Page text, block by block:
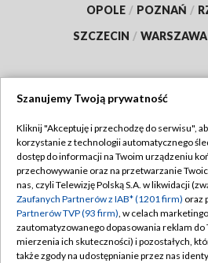
OPOLE / POZNAŃ /
SZCZECIN / WARSZAWA
TVP
Abonament TVP
Emisja w TVP
Centrum informacji TVP
Naziemna Telewizja Cyfrowa
Regulamin
Polityka
Moje
Pomoc
Szanujemy Twoją prywatność
Kliknij "Akceptuję i przechodzę do serwisu",
korzystanie z technologii automatycznego
dostęp do informacji na Twoim urządzeniu
przechowywanie oraz na przetwarzanie
nas, czyli Telewizję Polską S.A. w likwidacji
Zaufanych Partnerów z IAB* (1201 firm) oraz
Partnerów TVP (93 firm), w celach
zautomatyzowanego dopasowania reklam
mierzenia ich skuteczności) i pozostałych,
także zgody na udostępnianie przez nas